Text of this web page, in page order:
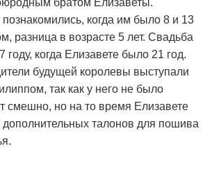
братом Елизаветы.
когда им было 8 и 13
разница в возрасте 5 лет. Свадьба
году, когда Елизавете было 21 год.
будущей королевы выступали
так как у него не было
смешно, но на то время Елизавете
талонов для пошива